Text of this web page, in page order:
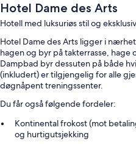
Hotel Dame des Arts
Hotell med luksuriøs stil og
Hotel Dame des Arts ligger i
hagen og byr på takterrasse, hage
Dampbad byr dessuten på både
(inkludert) er tilgjengelig for alle
døgnåpent treningssenter.
Du får også følgende fordeler:
Kontinental frokost (mot
og hurtigutsjekking